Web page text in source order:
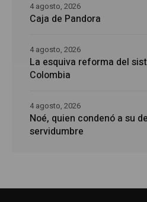
Caja de Pandora
4 agosto, 2026
La esquiva reforma del
Colombia
4 agosto, 2026
Noé, quien condenó a su
servidumbre
4 agosto, 2026